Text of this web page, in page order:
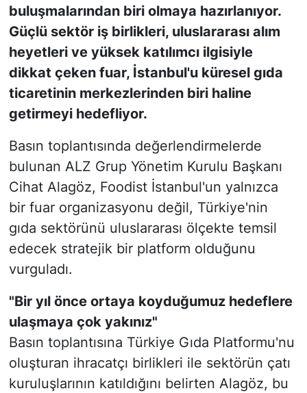
buluşmalarından biri olmaya hazırlanıyor.
Güçlü sektör iş birlikleri, uluslararası alım
heyetleri ve yüksek katılımcı ilgisiyle
dikkat çeken fuar, İstanbul'u küresel gıda
ticaretinin merkezlerinden biri haline
getirmeyi hedefliyor.
Basın toplantısında değerlendirmelerde
bulunan ALZ Grup Yönetim Kurulu Başkanı
Cihat Alagöz, Foodist İstanbul'un yalnızca
bir fuar organizasyonu değil, Türkiye'nin
gıda sektörünü uluslararası ölçekte temsil
edecek stratejik bir platform olduğunu
vurguladı.
"Bir yıl önce ortaya koyduğumuz hedeflere
ulaşmaya çok yakınız"
Basın toplantısına Türkiye Gıda Platformu'nu
oluşturan ihracatçı birlikleri ile sektörün çatı
kuruluşlarının katıldığını belirten Alagöz, bu